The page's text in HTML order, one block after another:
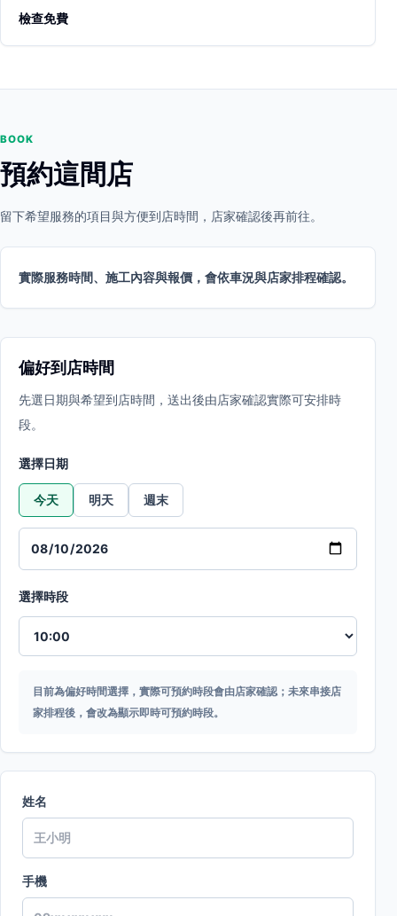
檢查免費
BOOK
預約這間店
留下希望服務的項目與方便到店時間，店家確認後再前往。
實際服務時間、施工內容與報價，會依車況與店家排程確認。
偏好到店時間
先選日期與希望到店時間，送出後由店家確認實際可安排時
段。
選擇日期
今天 明天 週末
選擇時段
目前為偏好時間選擇，實際可預約時段會由店家確認；未來串接店
家排程後，會改為顯示即時可預約時段。
姓名
手機